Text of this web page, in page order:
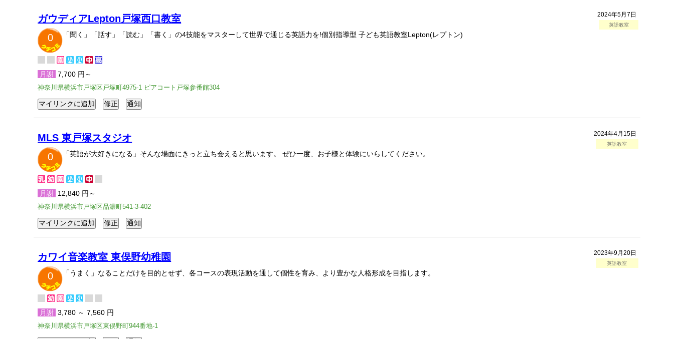
2024年5月7日
英語教室
ガウディアLepton戸塚西口教室
0
「聞く」「話す」「読む」「書く」の4技能をマスターして世界で通じる英語力を!個別指導型 子ども英語教室Lepton(レプトン)
月謝 7,700 円～
神奈川県横浜市戸塚区戸塚町4975-1 ピアコート戸塚参番館304
2024年4月15日
英語教室
MLS 東戸塚スタジオ
0
「英語が大好きになる」そんな場面にきっと立ち会えると思います。 ぜひ一度、お子様と体験にいらしてください。
月謝 12,840 円～
神奈川県横浜市戸塚区品濃町541-3-402
2023年9月20日
英語教室
カワイ音楽教室 東俣野幼稚園
0
「うまく」なることだけを目的とせず、各コースの表現活動を通して個性を育み、より豊かな人格形成を目指します。
月謝 3,780 ～ 7,560 円
神奈川県横浜市戸塚区東俣野町944番地-1